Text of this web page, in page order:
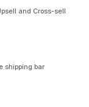
and Cross-sell
shipping bar